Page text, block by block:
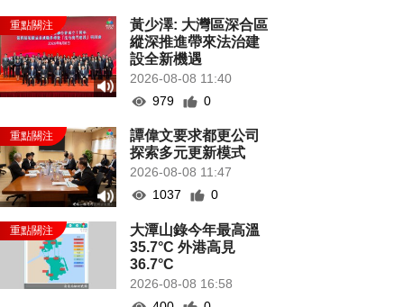
黃少澤: 大灣區深合區
縱深推進帶來法治建
設全新機遇
2026-08-08 11:40
979
0
譚偉文要求都更公司
探索多元更新模式
2026-08-08 11:47
1037
0
大潭山錄今年最高溫
35.7°C 外港高見
36.7°C
2026-08-08 16:58